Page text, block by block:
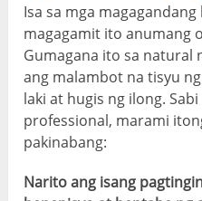
Isa sa mga
magagamit ito anumang
Gumagana ito sa natural
ang malambot na tisyu
laki at hugis ng ilong.
professional, marami
pakinabang:
Narito ang isang